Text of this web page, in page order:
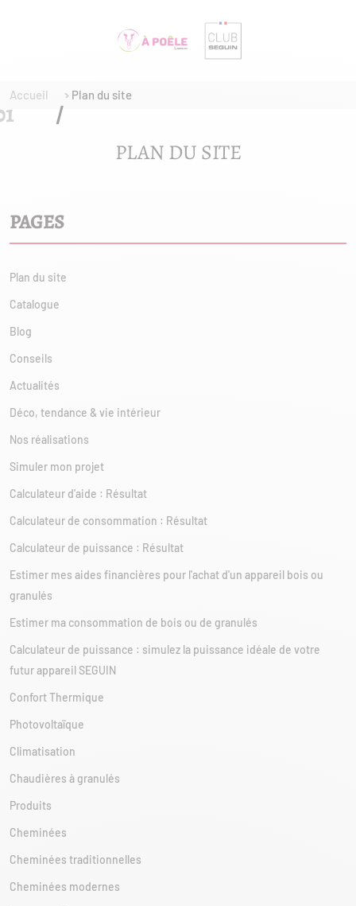
Accueil Plan du site
PLAN DU SITE
PAGES
Plan du site
Catalogue
Blog
Conseils
Actualités
Déco, tendance & vie intérieur
Nos réalisations
Simuler mon projet
Calculateur d'aide : Résultat
Calculateur de consommation : Résultat
Calculateur de puissance : Résultat
Estimer mes aides financières pour l'achat d'un appareil bois ou
granulés
Estimer ma consommation de bois ou de granulés
Calculateur de puissance : simulez la puissance idéale de votre
futur appareil SEGUIN
Confort Thermique
Photovoltaïque
Climatisation
Chaudières à granulés
Produits
Cheminées
Cheminées traditionnelles
Cheminées modernes